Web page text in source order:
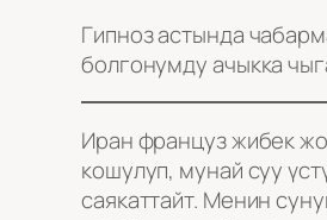
Гипноз астында
болгонумду ачыкка
Иран француз жибек
кошулуп, мунай суу
саякаттайт. Менин